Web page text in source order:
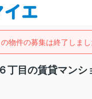
の物件の募集は終了しまし
丁目の賃貸マンシ